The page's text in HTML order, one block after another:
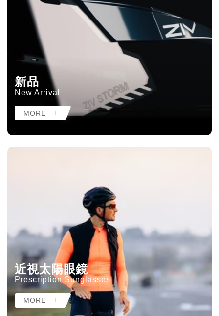
新品
New Arrival
MORE
近視太陽眼鏡
Prescription Sunglasses
MORE